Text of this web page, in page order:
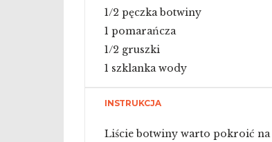
1/2 pęczka botwiny
1 pomarańcza
1/2 gruszki
1 szklanka wody
INSTRUKCJA
Liście botwiny warto pokroić na